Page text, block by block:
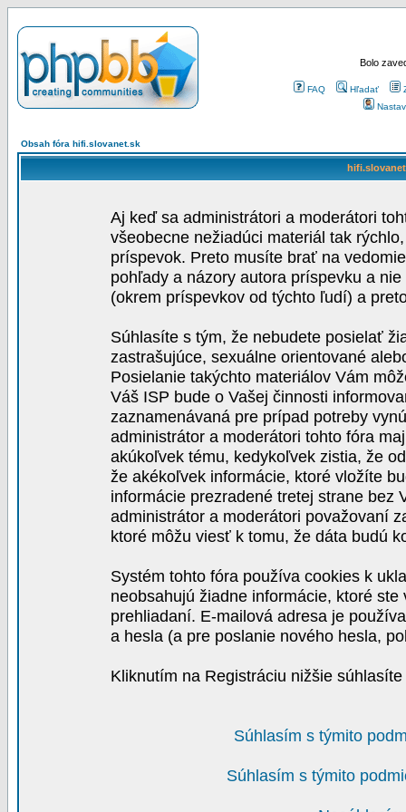
Bolo
FAQ Hľadať
Obsah fóra hifi.slovanet.sk
Aj keď sa administrátori a moderátori
všeobecne nežiadúci materiál tak
príspevok. Preto musíte brať na
pohľady a názory autora príspevku a
(okrem príspevkov od týchto ľudí) a
Súhlasíte s tým, že nebudete posielať
zastrašujúce, sexuálne orientované
Posielanie takýchto materiálov Vám
Váš ISP bude o Vašej činnosti
zaznamenávaná pre prípad potreby
administrátor a moderátori tohto fóra
akúkoľvek tému, kedykoľvek zistia, že
že akékoľvek informácie, ktoré vložíte
informácie prezradené tretej strane bez
administrátor a moderátori považovaní
ktoré môžu viesť k tomu, že dáta budú
Systém tohto fóra používa cookies k
neobsahujú žiadne informácie, ktoré
prehliadaní. E-mailová adresa je
a hesla (a pre poslanie nového hesla,
Kliknutím na Registráciu nižšie
Súhlasím s týmito
Súhlasím s týmito